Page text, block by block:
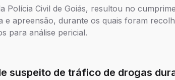
Polícia Civil de Goiás, resultou no
e apreensão, durante os quais foram
para análise pericial.
suspeito de tráfico de drogas